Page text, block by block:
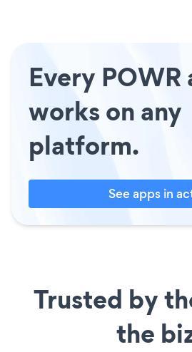
Every POWR
works on any
platform.
See apps in
Trusted by
the